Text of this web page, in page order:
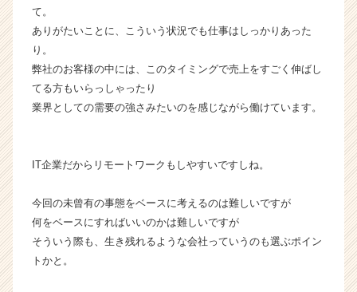
て。
ありがたいことに、こういう状況でも仕事はしっかりあった
り。
弊社のお客様の中には、このタイミングで売上をすごく伸ばし
てる方もいらっしゃったり
業界としての需要の強さみたいのを感じながら働けています。
IT企業だからリモートワークもしやすいですしね。
今回の未曾有の事態をベースに考えるのは難しいですが
何をベースにすればいいのかは難しいですが
そういう際も、生き残れるような会社っていうのも選ぶポイン
トかと。